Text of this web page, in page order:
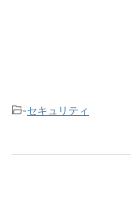
-セキュリティ